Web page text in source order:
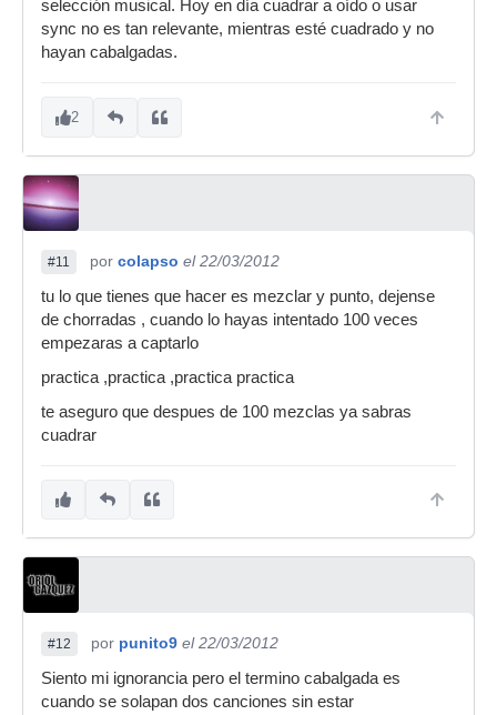
selección musical. Hoy en día cuadrar a oído o usar
sync no es tan relevante, mientras esté cuadrado y no
hayan cabalgadas.
2
#11 por colapso el 22/03/2012
tu lo que tienes que hacer es mezclar y punto, dejense
de chorradas , cuando lo hayas intentado 100 veces
empezaras a captarlo
practica ,practica ,practica practica
te aseguro que despues de 100 mezclas ya sabras
cuadrar
#12 por punito9 el 22/03/2012
Siento mi ignorancia pero el termino cabalgada es
cuando se solapan dos canciones sin estar